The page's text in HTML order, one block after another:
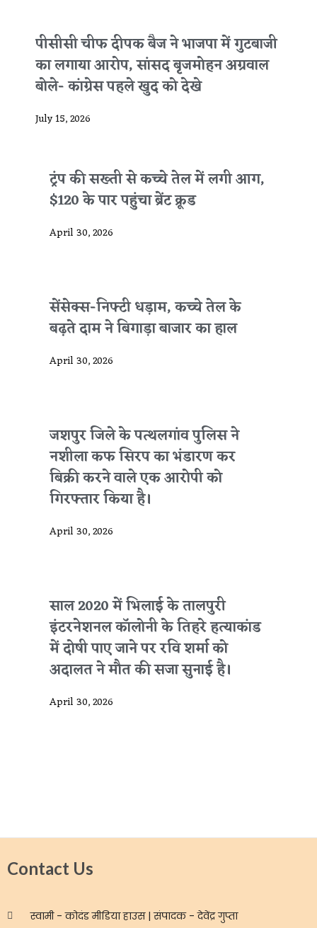
पीसीसी चीफ दीपक बैज ने भाजपा में गुटबाजी
का लगाया आरोप, सांसद बृजमोहन अग्रवाल
बोले- कांग्रेस पहले खुद को देखे
July 15, 2026
ट्रंप की सख्ती से कच्चे तेल में लगी आग,
$120 के पार पहुंचा ब्रेंट क्रूड
April 30, 2026
सेंसेक्स-निफ्टी धड़ाम, कच्चे तेल के
बढ़ते दाम ने बिगाड़ा बाजार का हाल
April 30, 2026
जशपुर जिले के पत्थलगांव पुलिस ने
नशीला कफ सिरप का भंडारण कर
बिक्री करने वाले एक आरोपी को
गिरफ्तार किया है।
April 30, 2026
साल 2020 में भिलाई के तालपुरी
इंटरनेशनल कॉलोनी के तिहरे हत्याकांड
में दोषी पाए जाने पर रवि शर्मा को
अदालत ने मौत की सजा सुनाई है।
April 30, 2026
Contact Us
स्वामी - कोदंड मीडिया हाउस | संपादक - देवेंद्र गुप्ता